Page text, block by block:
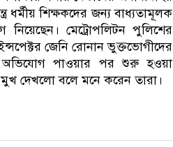
ধর্মীয় শিক্ষকদের জন্য বাধ্যতামূলক
মেট্রোপলিটন পুলিশের
জেনি রোনান ভুক্তভোগীদের
অভিযোগ পাওয়ার পর শুরু হওয়া
মুখ দেখলো বলে মনে করেন তারা।